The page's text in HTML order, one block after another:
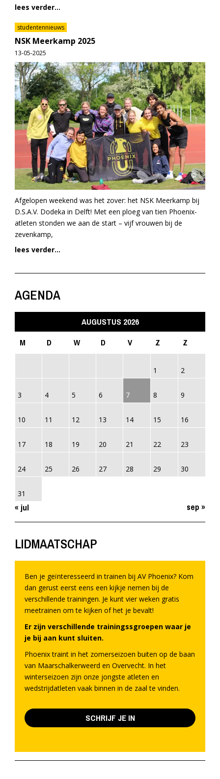
lees verder...
studentennieuws
NSK Meerkamp 2025
13-05-2025
Afgelopen weekend was het zover: het NSK Meerkamp bij
D.S.A.V. Dodeka in Delft! Met een ploeg van tien Phoenix-
atleten stonden we aan de start – vijf vrouwen bij de
zevenkamp,
lees verder...
AGENDA
AUGUSTUS 2026
M
D W D V Z Z
1 2
3 4 5 6 7 8 9
10 11 12 13 14 15 16
17 18 19 20 21 22 23
24 25 26 27 28 29 30
31
« jul sep »
LIDMAATSCHAP
Ben je geïnteresseerd in trainen bij AV Phoenix? Kom
dan gerust eerst eens een kijkje nemen bij de
verschillende trainingen. Je kunt vier weken gratis
meetrainen om te kijken of het je bevalt!
Er zijn verschillende trainingssgroepen waar je
je bij aan kunt sluiten.
Phoenix traint in het zomerseizoen buiten op de baan
van Maarschalkerweerd en Overvecht. In het
winterseizoen zijn onze jongste atleten en
wedstrijdatleten vaak binnen in de zaal te vinden.
SCHRIJF JE IN